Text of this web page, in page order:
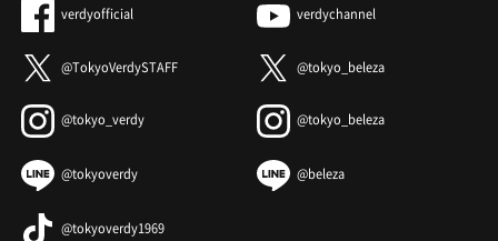
verdyofficial verdychannel
@TokyoVerdySTAFF @tokyo_beleza
@tokyo_verdy @tokyo_beleza
@tokyoverdy @beleza
@tokyoverdy1969